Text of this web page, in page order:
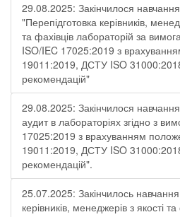
29.08.2025: Закінчилося
"Перепідготовка керівників,
та фахівців лабораторій за
ISO/IEC 17025:2019 з
19011:2019, ДСТУ ISO
рекомендацій"
29.08.2025: Закінчилося
аудит в лабораторіях згідно з
17025:2019 з врахуванням
19011:2019, ДСТУ ISO
рекомендацій".
25.07.2025: Закінчилось
керівників, менеджерів з якості